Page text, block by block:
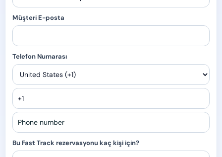
Müşteri E-posta
Telefon Numarası
Bu Fast Track rezervasyonu kaç kişi için?